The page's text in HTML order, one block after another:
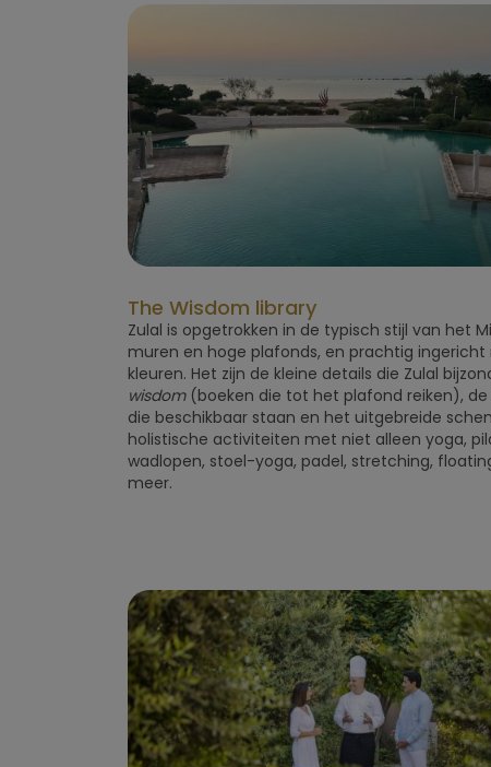
The Wisdom library
Zulal is opgetrokken in de typisch stijl van het
muren en hoge plafonds, en prachtig
kleuren. Het zijn de kleine details die Zulal
wisdom (boeken die tot het plafond reiken),
die beschikbaar staan en het uitgebreide
holistische activiteiten met niet alleen yoga,
wadlopen, stoel-yoga, padel, stretching,
meer.